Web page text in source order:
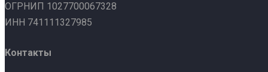
ОГРНИП 1027700067328
ИНН 741111327985
Контакты